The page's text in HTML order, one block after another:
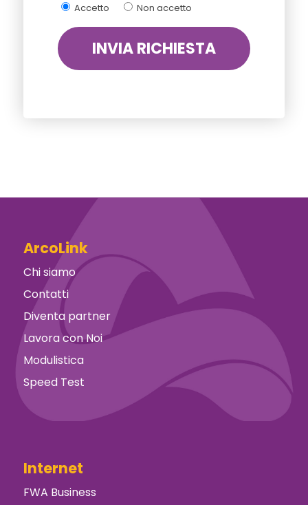
Accetto Non accetto
ArcoLink
Chi siamo
Contatti
Diventa partner
Lavora con Noi
Modulistica
Speed Test
Internet
FWA Business